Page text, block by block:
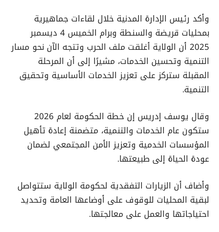
وأكد رئيس الإدارة المدنية خلال لقاءات جماهيرية
بمحليات قريضة والسنطة وبرام الخميس 4 ديسمبر
2025 أن الولاية أغلقت ملف الحرب وتتجه الآن نحو مسار
التنمية وتحسين الخدمات، مشيرًا إلى أن المرحلة
المقبلة ستركز على تعزيز الخدمات الأساسية وتحقيق
التنمية.
وقال يوسف إدريس إن خطة الحكومة لعام 2026
ستكون عام الخدمات والتنمية، متضمنة إعادة تأهيل
المؤسسات الخدمية وتعزيز الأمن المجتمعي لضمان
عودة الحياة إلى طبيعتها.
وأضاف أن الزيارات التفقدية لحكومة الولاية ستتواصل
لبقية المحليات للوقوف على أوضاعها العامة وتحديد
احتياجاتها والعمل على معالجتها.